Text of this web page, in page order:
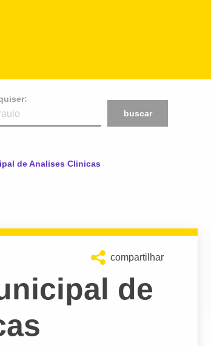
buscar
de Analises Clinicas
compartilhar
de